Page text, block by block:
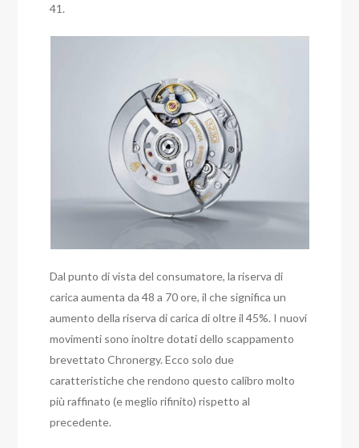
41.
Dal punto di vista del consumatore, la riserva di
carica aumenta da 48 a 70 ore, il che significa un
aumento della riserva di carica di oltre il 45%. I nuovi
movimenti sono inoltre dotati dello scappamento
brevettato Chronergy. Ecco solo due
caratteristiche che rendono questo calibro molto
più raffinato (e meglio rifinito) rispetto al
precedente.